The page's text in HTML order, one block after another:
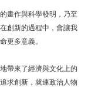
畫作與科學發明，乃至
創新的過程中，會讓我
更多意義。
帶來了經濟與文化上的
求創新，就連政治人物